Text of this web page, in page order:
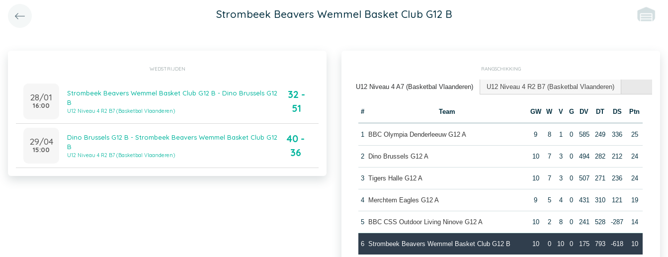
Strombeek Beavers Wemmel Basket Club G12 B
WEDSTRIJDEN
28/01
16:00
Strombeek Beavers Wemmel Basket Club G12 B - Dino Brussels G12
B
U12 Niveau 4 R2 B7 (Basketbal Vlaanderen)
32 -
51
29/04
15:00
Dino Brussels G12 B - Strombeek Beavers Wemmel Basket Club G12
B
U12 Niveau 4 R2 B7 (Basketbal Vlaanderen)
40 -
36
RANGSCHIKKING
U12 Niveau 4 A7 (Basketbal Vlaanderen) U12 Niveau 4 R2 B7 (Basketbal Vlaanderen)
# Team GW W V G DV DT DS Ptn
1 BBC Olympia Denderleeuw G12 A 9 8 1 0 585 249 336 25
2 Dino Brussels G12 A 10 7 3 0 494 282 212 24
3 Tigers Halle G12 A 10 7 3 0 507 271 236 24
4 Merchtem Eagles G12 A 9 5 4 0 431 310 121 19
5 BBC CSS Outdoor Living Ninove G12 A 10 2 8 0 241 528 -287 14
6 Strombeek Beavers Wemmel Basket Club G12 B 10 0 10 0 175 793 -618 10